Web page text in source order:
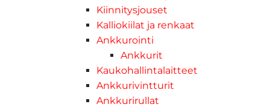
Kiinnitysjouset
Kalliokiilat ja renkaat
Ankkurointi
Ankkurit
Kaukohallintalaitteet
Ankkurivintturit
Ankkurirullat